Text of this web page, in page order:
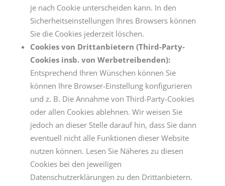
je nach Cookie unterscheiden kann. In den
Sicherheitseinstellungen Ihres Browsers können
Sie die Cookies jederzeit löschen.
Cookies von Drittanbietern (Third-Party-
Cookies insb. von Werbetreibenden):
Entsprechend Ihren Wünschen können Sie
können Ihre Browser-Einstellung konfigurieren
und z. B. Die Annahme von Third-Party-Cookies
oder allen Cookies ablehnen. Wir weisen Sie
jedoch an dieser Stelle darauf hin, dass Sie dann
eventuell nicht alle Funktionen dieser Website
nutzen können. Lesen Sie Näheres zu diesen
Cookies bei den jeweiligen
Datenschutzerklärungen zu den Drittanbietern.